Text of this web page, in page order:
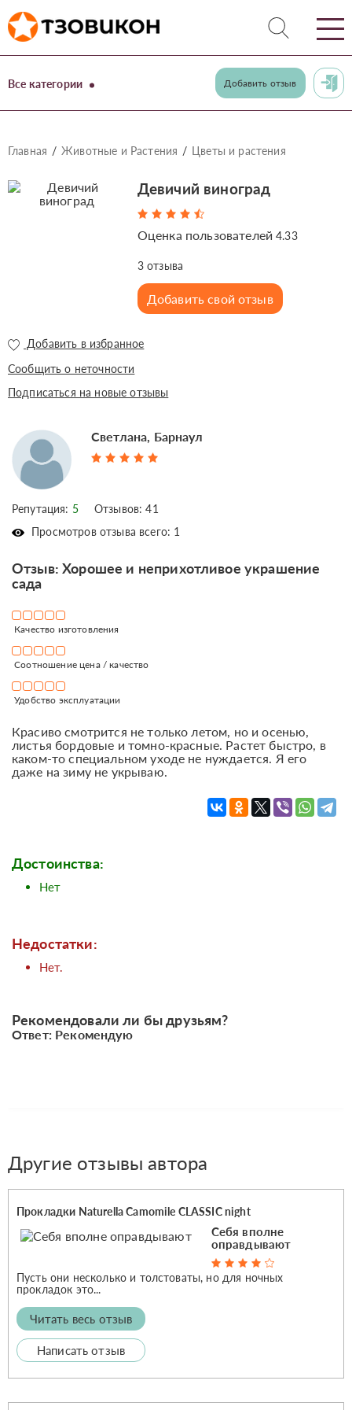
Все категории Добавить отзыв
Главная Животные и Растения Цветы и растения
Девичий виноград
Оценка пользователей4.33
3отзыва
Добавить свой отзыв
Добавить в избранное
Сообщить о неточности
Подписаться на новые отзывы
Светлана, Барнаул
Репутация: 5
Отзывов: 41
Просмотров отзыва всего: 1
Отзыв: Хорошее и неприхотливое украшение
сада
Качество изготовления
Соотношение цена / качество
Удобство эксплуатации
Красиво смотрится не только летом, но и осенью,
листья бордовые и томно-красные. Растет быстро, в
каком-то специальном уходе не нуждается. Я его
даже на зиму не укрываю.
Достоинства:
Нет
Недостатки:
Нет.
Рекомендовали ли бы друзьям?
Ответ: Рекомендую
Другие отзывы автора
Прокладки Naturella Camomile CLASSIC night
Себя вполне
оправдывают
Пусть они несколько и толстоваты, но для ночных
прокладок это...
Читать весь отзыв
Написать отзыв